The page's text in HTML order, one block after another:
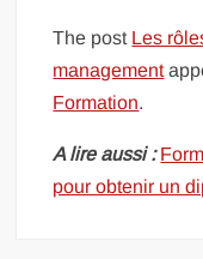
The post Les
management
Formation.
A lire aussi :
pour obtenir un